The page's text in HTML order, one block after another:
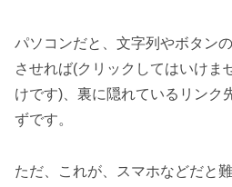
パソコンだと、文字列やボタン
させれば(クリックしてはいけま
けです)、裏に隠れているリンク
ずです。
ただ、これが、スマホなどだと